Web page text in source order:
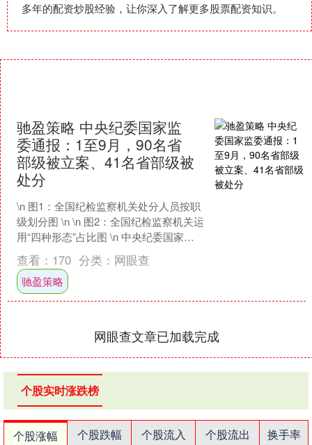
多年的配资炒股经验，让你深入了解更多股票配资知识。
驰盈策略 中央纪委国家监
委通报：1至9月，90名省
部级被立案、41名省部级被
处分
\n 图1：全国纪检监察机关处分人员按职
级划分图 \n \n 图2：全国纪检监察机关运
用“四种形态”占比图 \n 中央纪委国家监
委网站消息驰盈策略，2025年1....
查看： 170 分类： 网眼查
驰盈策略
网眼查文章已加载完成
个股实时涨跌榜
个股涨幅 个股跌幅 个股流入 个股流出
换手率